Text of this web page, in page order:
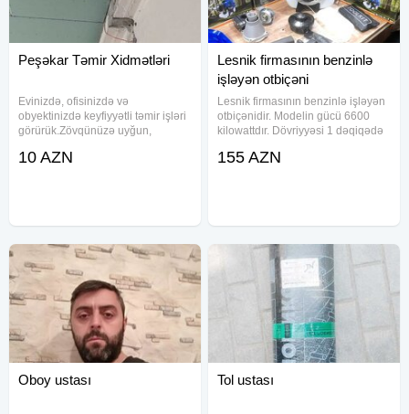
Peşəkar Təmir Xidmətləri
Evinizdə, ofisinizdə və
obyektinizdə keyfiyyətli təmir işləri
görürük.Zövqünüzə uyğun,
Tam daxili təmir.Suvağ
10 AZN
Lesnik firmasının benzinlə
işləyən otbiçəni
Lesnik firmasının benzinlə işləyən
otbiçənidir. Modelin gücü 6600
kilowattdır. Dövriyyəsi 1 dəqiqədə
380-nə qədər olan mişar və
155 AZN
Oboy ustası Tol ustası